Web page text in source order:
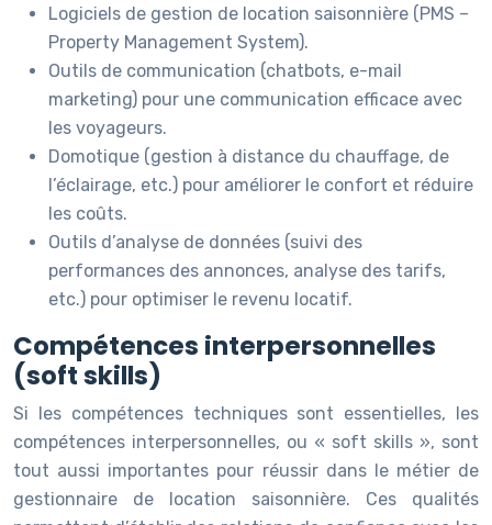
Logiciels de gestion de location saisonnière (PMS –
Property Management System).
Outils de communication (chatbots, e-mail
marketing) pour une communication efficace avec
les voyageurs.
Domotique (gestion à distance du chauffage, de
l’éclairage, etc.) pour améliorer le confort et réduire
les coûts.
Outils d’analyse de données (suivi des
performances des annonces, analyse des tarifs,
etc.) pour optimiser le revenu locatif.
Compétences interpersonnelles
(soft skills)
Si les compétences techniques sont essentielles, les
compétences interpersonnelles, ou « soft skills », sont
tout aussi importantes pour réussir dans le métier de
gestionnaire de location saisonnière. Ces qualités